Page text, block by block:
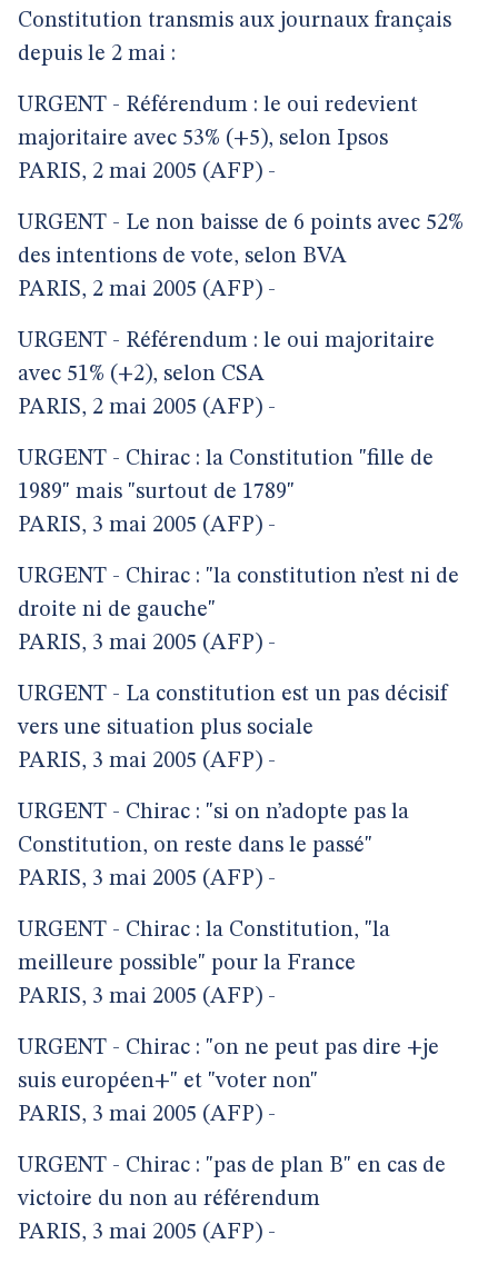
Constitution transmis aux journaux français
depuis le 2 mai :
URGENT - Référendum : le oui redevient
majoritaire avec 53% (+5), selon Ipsos
PARIS, 2 mai 2005 (AFP) -
URGENT - Le non baisse de 6 points avec 52%
des intentions de vote, selon BVA
PARIS, 2 mai 2005 (AFP) -
URGENT - Référendum : le oui majoritaire
avec 51% (+2), selon CSA
PARIS, 2 mai 2005 (AFP) -
URGENT - Chirac : la Constitution "fille de
1989" mais "surtout de 1789"
PARIS, 3 mai 2005 (AFP) -
URGENT - Chirac : "la constitution n’est ni de
droite ni de gauche"
PARIS, 3 mai 2005 (AFP) -
URGENT - La constitution est un pas décisif
vers une situation plus sociale
PARIS, 3 mai 2005 (AFP) -
URGENT - Chirac : "si on n’adopte pas la
Constitution, on reste dans le passé"
PARIS, 3 mai 2005 (AFP) -
URGENT - Chirac : la Constitution, "la
meilleure possible" pour la France
PARIS, 3 mai 2005 (AFP) -
URGENT - Chirac : "on ne peut pas dire +je
suis européen+" et "voter non"
PARIS, 3 mai 2005 (AFP) -
URGENT - Chirac : "pas de plan B" en cas de
victoire du non au référendum
PARIS, 3 mai 2005 (AFP) -